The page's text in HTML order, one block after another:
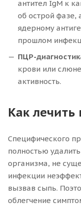
антител IgM к
об острой фазе,
ядерному
прошлом
ПЦР-
крови или
активность.
Как
Специфического
полностью
организма, не
инфекции
вызвав сыпь.
облегчение